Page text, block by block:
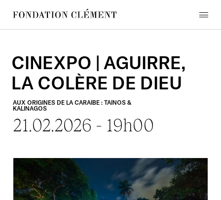
content
menu
CINEXPO | AGUIRRE,
LA COLÈRE DE DIEU
AUX ORIGINES DE LA CARAÏBE : TAÏNOS &
KALINAGOS
21.02.2026 - 19h00